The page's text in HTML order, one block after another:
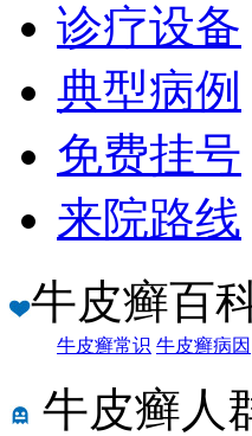
诊疗设备
典型病例
免费挂号
来院路线
牛皮癣百
牛皮癣常识 牛皮癣病因
牛皮癣人